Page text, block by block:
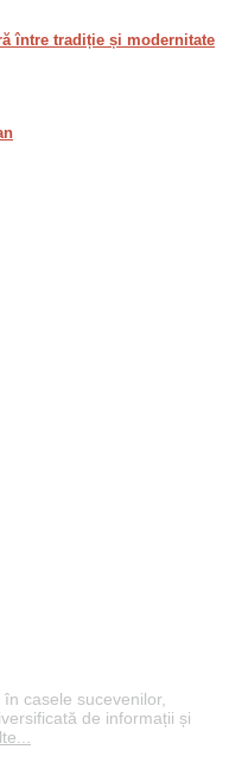
între tradiție și modernitate
casele sucevenilor,
de informații și